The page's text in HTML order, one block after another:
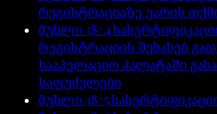
რეგისტრაციაზე უარის
მუხლი38^4
რეგისტრაციის შესახებ
სააპელაციო პალატაში
საფუძვლები
მუხლი38^5